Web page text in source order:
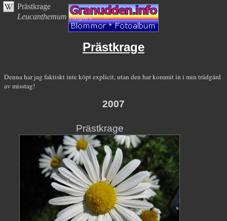
Prästkrage
Prästkrage
Leucanthemum vulgare
Denna har jag faktiskt inte köpt explicit, utan den har kommit in i min trädgård
av misstag!
2007
Prästkrage